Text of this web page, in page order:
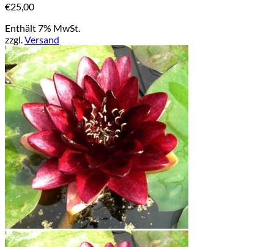
€25,00
Enthält 7% MwSt.
zzgl.Versand